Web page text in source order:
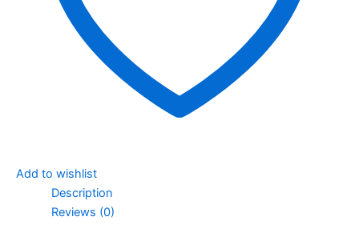
Add to wishlist
Description
Reviews (0)